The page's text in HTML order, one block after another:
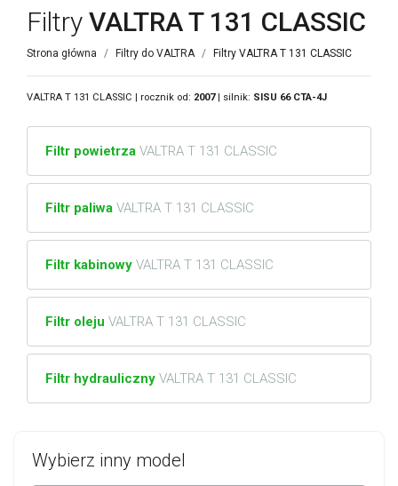
Wybierz inny model
Filtry VALTRA T 131 CLASSIC
Strona główna Filtry do VALTRA Filtry VALTRA T 131 CLASSIC
VALTRA T 131 CLASSIC | rocznik od: 2007| silnik: SISU 66 CTA-4J
Filtr powietrza VALTRA T 131 CLASSIC
Filtr paliwa VALTRA T 131 CLASSIC
Filtr kabinowy VALTRA T 131 CLASSIC
Filtr oleju VALTRA T 131 CLASSIC
Filtr hydrauliczny VALTRA T 131 CLASSIC